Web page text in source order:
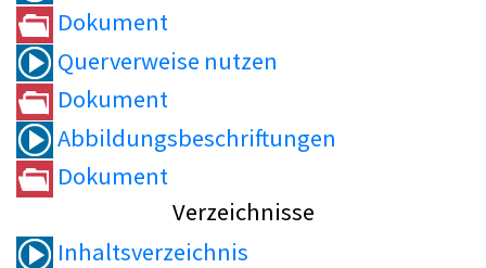
Dokument
Querverweise nutzen
Dokument
Abbildungsbeschriftungen
Dokument
Verzeichnisse
Inhaltsverzeichnis